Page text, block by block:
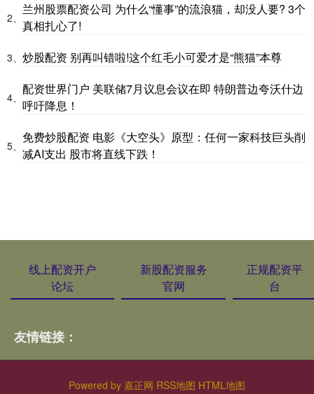
2、
兰州股票配资公司 为什么“懂事”的流浪猫，却没人要? 3个
真相扎心了!
3、 炒股配资 别再叫错啦!这个红毛小可爱才是“熊猫”本尊
4、
配资世界门户 美联储7月议息会议在即 特朗普边夸沃什边
呼吁降息！
5、
免费炒股配资 电影《大空头》原型：任何一家科技巨头削
减AI支出 股市将直线下跌！
线上配资开户
论坛
新股配资服务
官网
正规配资平
台
友情链接：
Powered by 嘉正网 RSS地图 HTML地图